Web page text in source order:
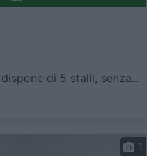
di 5 stalli, senza...
1